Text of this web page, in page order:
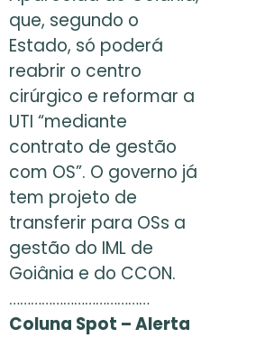
que, segundo o
Estado, só poderá
reabrir o centro
cirúrgico e reformar a
UTI “mediante
contrato de gestão
com OS”. O governo já
tem projeto de
transferir para OSs a
gestão do IML de
Goiânia e do CCON.
…………………………………
Coluna Spot – Alerta